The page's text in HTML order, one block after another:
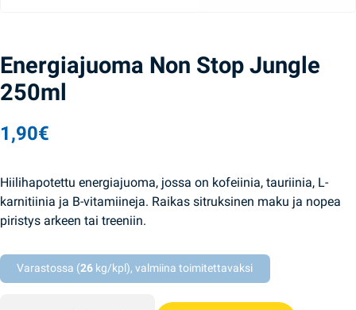
Energiajuoma Non Stop Jungle
250ml
1,90€
Hiilihapotettu energiajuoma, jossa on kofeiinia, tauriinia, L-
karnitiinia ja B-vitamiineja. Raikas sitruksinen maku ja nopea
piristys arkeen tai treeniin.
Varastossa (26 kg/kpl), valmiina toimitettavaksi
Energiajuoma Non Stop Jungle 250ml quantity